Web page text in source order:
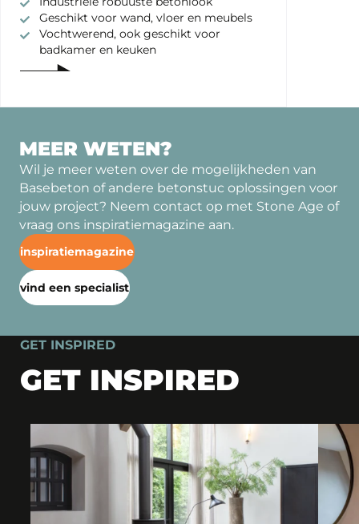
Geschikt voor wand, vloer en meubels
Vochtwerend, ook geschikt voor
badkamer en keuken
MEER WETEN?
Wil je meer weten over de mogelijkheden van
Basebeton of andere betonstuc oplossingen voor
jouw project? Neem contact op met Stone Age of
vraag ons inspiratiemagazine aan.
inspiratiemagazine
vind een specialist
GET INSPIRED
GET INSPIRED